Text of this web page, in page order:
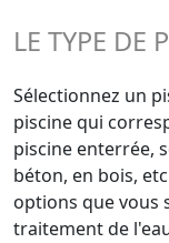
LE TYPE DE
Sélectionnez un
piscine qui
piscine enterrée,
béton, en bois,
options que vous
traitement de